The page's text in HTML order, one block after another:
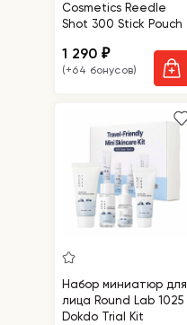
Cosmetics Reedle
Shot 300 Stick Pouch
1 290₽
(+64 бонусов)
Набор миниатюр для
лица Round Lab 1025
Dokdo Trial Kit